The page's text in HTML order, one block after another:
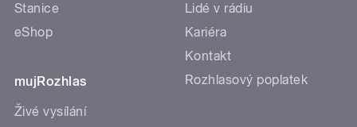
Stanice
eShop
mujRozhlas
Živé vysílání
Lidé v rádiu
Kariéra
Kontakt
Rozhlasový poplatek